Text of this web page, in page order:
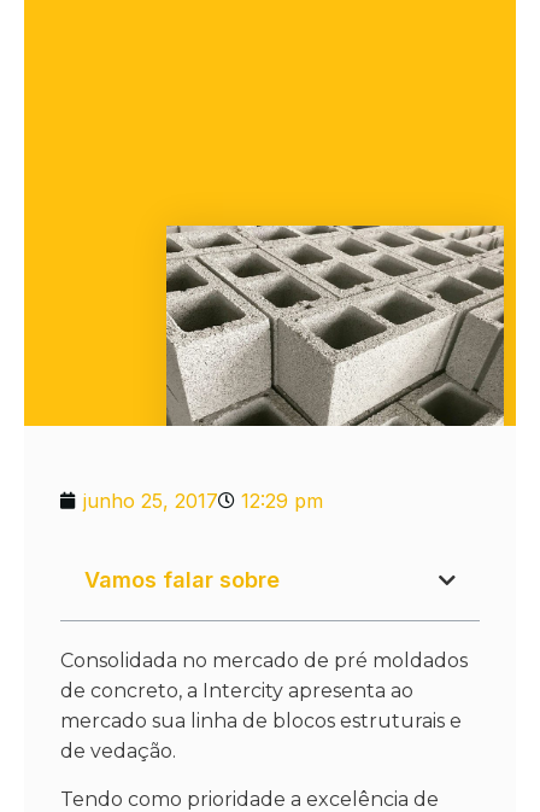
junho 25, 2017 12:29 pm
Vamos falar sobre
Consolidada no mercado de pré moldados
de concreto, a Intercity apresenta ao
mercado sua linha de blocos estruturais e
de vedação.
Tendo como prioridade a excelência de